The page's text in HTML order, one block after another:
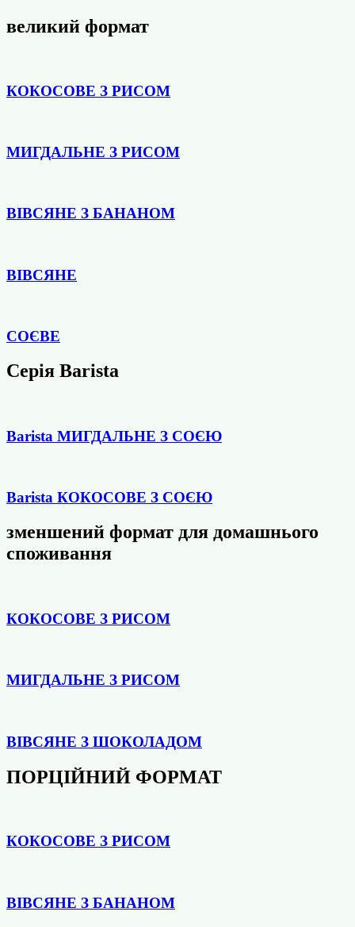
великий формат
КОКОСОВЕ З РИСОМ
МИГДАЛЬНЕ З РИСОМ
ВІВСЯНЕ З БАНАНОМ
ВІВСЯНЕ
СОЄВЕ
Серiя Barista
Barista МИГДАЛЬНЕ З СОЄЮ
Barista КОКОСОВЕ З СОЄЮ
зменшений формат для домашнього
споживання
КОКОСОВЕ З РИСОМ
МИГДАЛЬНЕ З РИСОМ
ВІВСЯНЕ З ШОКОЛАДОМ
ПОРЦІЙНИЙ ФОРМАТ
КОКОСОВЕ З РИСОМ
ВІВСЯНЕ З БАНАНОМ